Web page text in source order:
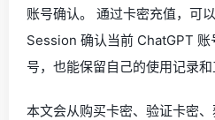
账号确认。 通过卡密充值，可
Session 确认当前 ChatGPT
号，也能保留自己的使用记录和
本文会从购买卡密、验证卡密